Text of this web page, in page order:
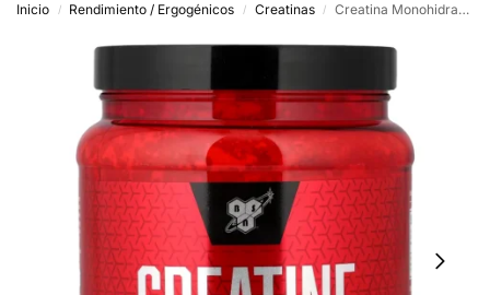
Inicio / Rendimiento / Ergogénicos / Creatinas / Creatina Monohidratada 300 grs – Bsn